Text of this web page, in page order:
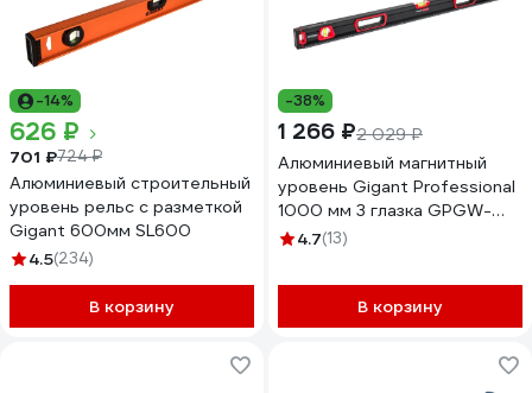
-14%
626 ₽
701 ₽724 ₽
Алюминиевый строительный
уровень рельс с разметкой
Gigant 600мм SL600
4.5(234)
В корзину
-38%
1 266 ₽2 029 ₽
Алюминиевый магнитный
уровень Gigant Professional
1000 мм 3 глазка GPGW-
100-2
4.7(13)
В корзину